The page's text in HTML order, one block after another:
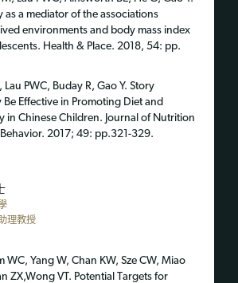
as a mediator of the associations
environments and body mass index
Health & Place. 2018, 54: pp.
Lau PWC, Buday R, Gao Y. Story
Be Effective in Promoting Diet and
in Chinese Children. Journal of Nutrition
2017; 49: pp.321-329.
理教授
WC, Yang W, Chan KW, Sze CW, Miao
ZX,Wong VT. Potential Targets for